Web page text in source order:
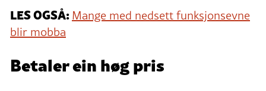
LES OGSÅ:Mange med nedsett funksjonsevne
blir mobba
Betaler ein høg pris